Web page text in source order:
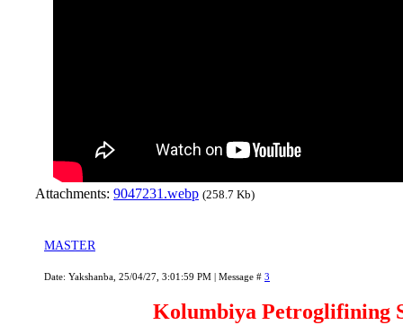
Attachments: 9047231.webp (258.7 Kb)
MASTER
Date: Yakshanba, 25/04/27, 3:01:59 PM | Message # 3
Kolumbiya Petroglifining